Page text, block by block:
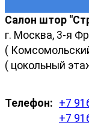
Салон штор
г. Москва, 3-я
(
( цокольный
Телефон: +7
+7